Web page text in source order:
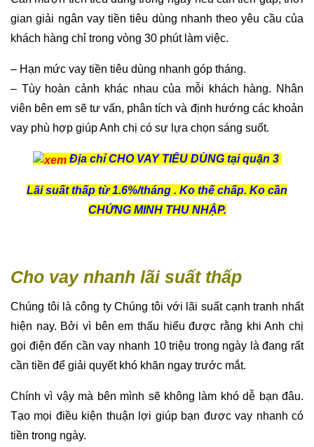
gian giải ngân vay tiền tiêu dùng nhanh theo yêu cầu của
khách hàng chỉ trong vòng 30 phút làm việc.
– Hạn mức vay tiền tiêu dùng nhanh góp tháng.
– Tùy hoàn cảnh khác nhau của mỗi khách hàng. Nhân
viên bên em sẽ tư vấn, phân tích và định hướng các khoản
vay phù hợp giúp Anh chị có sự lựa chọn sáng suốt.
Địa chỉ CHO VAY TIÊU DÙNG tại quận 3
Lãi suất thấp từ 1.6%/tháng . Ko thế chấp. Ko cần
CHỨNG MINH THU NHẬP.
Cho vay nhanh lãi suất thấp
Chúng tôi là công ty Chúng tôi với lãi suất cạnh tranh nhất
hiện nay. Bởi vì bên em thấu hiểu được rằng khi Anh chị
gọi điện đến cần vay nhanh 10 triệu trong ngày là đang rất
cần tiền để giải quyết khó khăn ngay trước mắt.
Chính vì vậy mà bên mình sẽ không làm khó dễ bạn đâu.
Tạo mọi điều kiện thuận lợi giúp bạn được vay nhanh có
tiền trong ngày.